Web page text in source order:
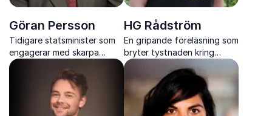
Göran Persson
Tidigare statsminister som
engagerar med skarpa
insikter om ledarskap,
ekonomi och hållbar
HG Rådström
En gripande föreläsning som
bryter tystnaden kring
psykisk ohälsa och ger mod
att agera när det verkligen